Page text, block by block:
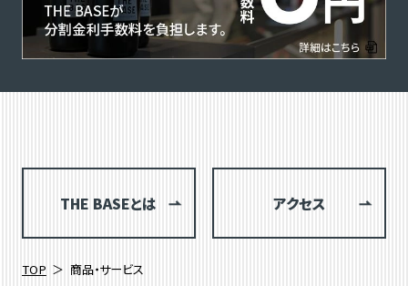
THE BASEとは アクセス
TOP 商品・サービス